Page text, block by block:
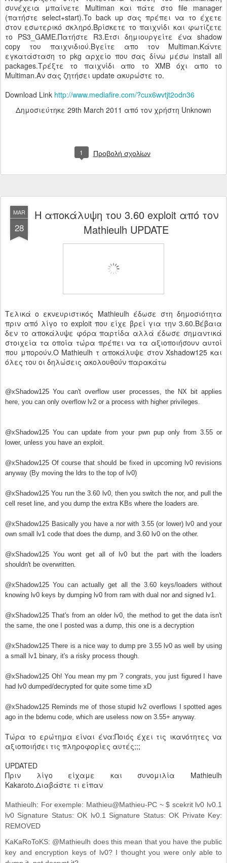
συνέχεια μπαίνετε Multiman και πάτε στο file manager
(πατήστε select+start).To back up σας πρέπει να το έχετε
στον εσωτερικό σκληρό.Βρίσκετε το παιχνίδι και φωτίζετε
το PS3_GAME.Πατήστε R3.Έτσι δημιουργείτε ένα shadow
copy του παιχνιδιού.Βγείτε απο τον Multiman.Κάντε
εγκατάσταση το pkg αρχείο που σας δίνω μέσω install all
packages.Τρέξτε το παιχνίδι απο το XMB όχι απο το
Multiman.Aν σας ζητήσει update ακυρώστε το.
Download Link http://www.mediafire.com/?cux6wvtjt2odn36
Δημοσιεύτηκε 29th March 2011 από τον χρήστη Unknown
1 Προβολή σχολίων
MAR
28
Η αποκάλυψη του 3.60 exploit από τον
Mathieulh UPDATE
Τελικά ο εκνευριστικός Mathieulh έδωσε στη δημοσιότητα
πριν από λίγο το exploit που είχε βρεί για την 3.60.Βέβαια
δεν το αποκάλυψε φόρα παρτίδα αλλά έδωσε σημαντικά
στοιχεία τα οποία τώρα πρέπει να τα αξιοποιήσουν αυτοί
που μπορούν.Ο Mathieulh τ αποκάλυψε στον Χshadow125 και
όλες του οι δηλώσεις ακολουθούν παρακάτω
@xShadow125 You can't overflow user processes, the NX bit applies
here, you can only overflow lv2 or a process with higher privileges.
@xShadow125 You can update from your pwn pup only from 3.55 or
lower, unless you have an exploit.
@xShadow125 Of course that should be fixed in upcoming lv0 revisions
anyway (By moving the ldrs to the top of lv0)
@xShadow125 You run the 3.60 lv0, then you switch the nor, and pull the
cell reset line, and you dump the extra KBs where the loaders are.
@xShadow125 Basically you have a nor with 3.55 (or lower) lv0 and your
own small lv1 code that does the dump, and 3.60 lv0 on the other.
@xShadow125 You wont get all of lv0 but the part with the loaders
shouldn't be overwritten.
@xShadow125 You can actually get all the 3.60 keys/loaders without
knowing lv0 keys by dumping lv0 from ram with dual nor and signed lv1.
@xShadow125 That's from an older lv0, the method to get the data isn't
the same, the one I posted was a dump, this one is a decryption
@xShadow125 There is a nice way to dump pre 3.55 lv0 as well by using
a small lv1 binary, it's a risky process though.
@xShadow125 Oh! You mean my pm ? congrats, you just figured I have
had lv0 dumped/decrypted for quite some time xD
@xShadow125 Reminds me of those stupid lv2 overflows I spotted ages
ago in the bdemu code, which are useless now on 3.55+ anyway.
Τώρα το ερώτημα είναι ένα:Ποιός έχει τις ικανότητες να
αξιοποιήσει τις πληροφορίες αυτές;;;
UPDATED
Πριν λίγο είχαμε και συνομιλία Mathieulh
Kakaroto.Διαβάστε τι είπαν
Mathieulh: For exemple: Mathieu@Mathieu-PC ~ $ scekrit lv0 lv0.1
lv0 Signature Status: OK lv0.1 Signature Status: OK Private Key:
REMOVED
KaKaRoToKS: @Mathieulh does this mean that you have the public
key and encryption keys of lv0? I thought you were only able to